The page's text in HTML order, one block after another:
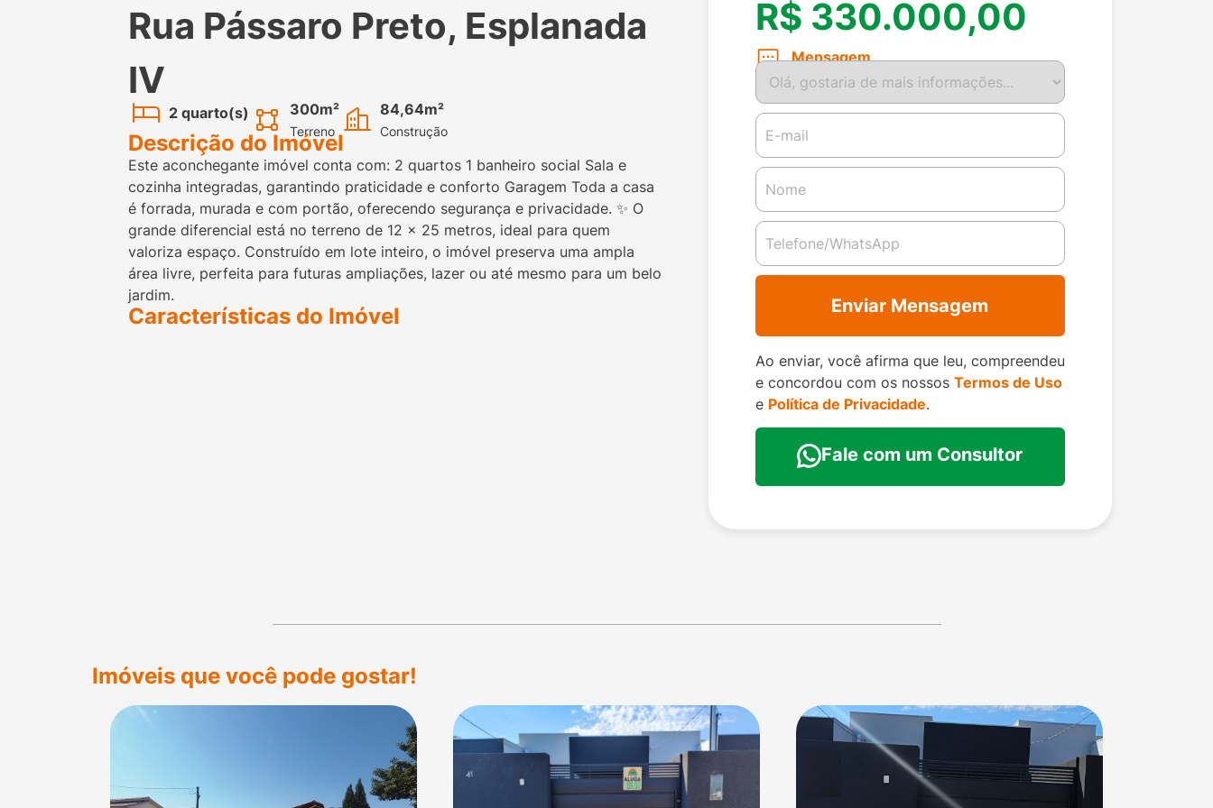
Rua Pássaro Preto, Esplanada
IV
2 quarto(s) 300m²
Terreno
84,64m²
Construção
Descrição do Imóvel
Este aconchegante imóvel conta com: 2 quartos 1 banheiro social Sala e
cozinha integradas, garantindo praticidade e conforto Garagem Toda a casa
é forrada, murada e com portão, oferecendo segurança e privacidade. ✨ O
grande diferencial está no terreno de 12 x 25 metros, ideal para quem
valoriza espaço. Construído em lote inteiro, o imóvel preserva uma ampla
área livre, perfeita para futuras ampliações, lazer ou até mesmo para um belo
jardim.
Características do Imóvel
R$ 330.000,00
Mensagem
Enviar Mensagem
Ao enviar, você afirma que leu, compreendeu
e concordou com os nossos Termos de Uso
e Política de Privacidade.
Fale com um Consultor
Imóveis que você pode gostar!